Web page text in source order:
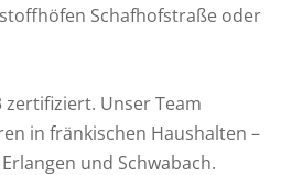
Schafhofstraße oder
zertifiziert. Unser Team
in fränkischen Haushalten –
und Schwabach.